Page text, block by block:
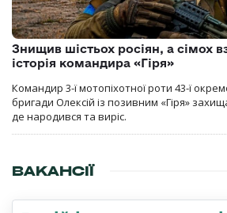
Знищив шістьох росіян, а сімох
історія командира «Гіря»
Командир 3-ї мотопіхотної роти 43-ї
бригади Олексій із позивним «Гіря»
де народився та виріс.
ВАКАНСІЇ